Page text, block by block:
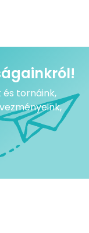
tornáink,